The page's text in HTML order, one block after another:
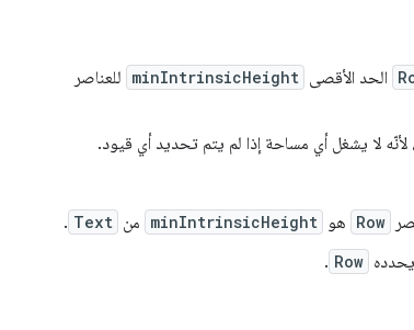
الحد الأقصى minIntrinsicHeight للعناصر
لأنّه لا يشغل أي مساحة إذا لم يتم تحديد أي قيود.
Row هو minIntrinsicHeight من Text
.
Row
.